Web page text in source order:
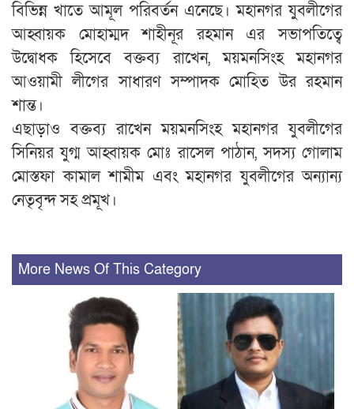
বিভিন্ন খাতে আমূল পরিবর্তন এনেছে। মহানগর যুবলীগের
আহ্বায়ক মোহাম্মদ শাহীনূর রহমান এর সভাপতিত্বে
উদ্বোধক হিসেবে বক্তব্য রাখেন, ময়মনসিংহ মহানগর
আওয়ামী লীগের সাধারণ সম্পাদক মোহিত উর রহমান
শান্ত।
এছাড়াও বক্তব্য রাখেন ময়মনসিংহ মহানগর যুবলীগের
সিনিয়র যুগ্ম আহ্বায়ক মোঃ রাসেল পাঠান, সদস্য গোলাম
মোস্তফা কামাল শামীম এবং মহানগর যুবলীগের অন্যান্য
নেতৃবৃন্দ সহ প্রমূখ।
More News Of This Category